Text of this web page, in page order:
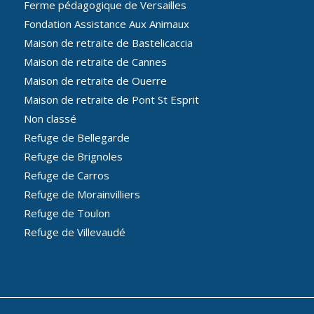
Ferme pédagogique de Versailles
Fondation Assistance Aux Animaux
Maison de retraite de Bastelicaccia
Maison de retraite de Cannes
Maison de retraite de Ouerre
Maison de retraite de Pont St Esprit
Non classé
Refuge de Bellegarde
Refuge de Brignoles
Refuge de Carros
Refuge de Morainvilliers
Refuge de Toulon
Refuge de Villevaudé